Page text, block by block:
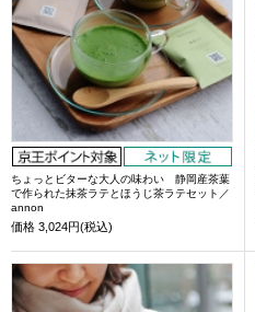
ちょっとビターな大人の味わい 静岡産茶葉
で作られた抹茶ラテとほうじ茶ラテセット／
annon
価格 3,024円(税込)